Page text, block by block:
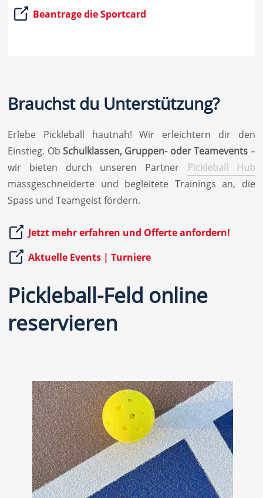
Beantrage die Sportcard
Brauchst du Unterstützung?
Erlebe Pickleball hautnah! Wir erleichtern dir den
Einstieg. ObSchulklassen, Gruppen- oder Teamevents –
wir bieten durch unseren Partner Pickleball Hub
massgeschneiderte und begleitete Trainings an, die
Spass und Teamgeist fördern.
Jetzt mehr erfahren und Offerte anfordern!
Aktuelle Events | Turniere
Pickleball-Feld online
reservieren